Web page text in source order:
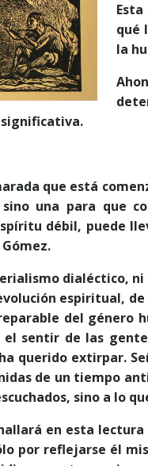
qué
la
significativa.
que está
una para que
débil, puede
dialéctico, ni
espiritual,
del género
sentir de las
querido extirpar.
de un tiempo
sino a lo
en esta
por reflejarse él